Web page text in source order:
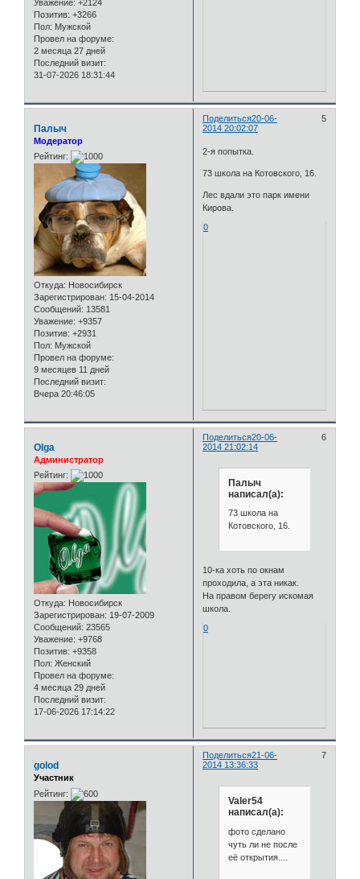
Уважение: +2124
Позитив: +3266
Пол: Мужской
Провел на форуме:
2 месяца 27 дней
Последний визит:
31-07-2026 18:31:44
Поделиться 5
20-06-
2014 20:02:07
Палыч
Модератор
Рейтинг:
Откуда: Новосибирск
Зарегистрирован: 15-04-2014
Сообщений: 13581
Уважение: +9357
Позитив: +2931
Пол: Мужской
Провел на форуме:
9 месяцев 11 дней
Последний визит:
Вчера 20:46:05
2-я попытка.
73 школа на Котовского, 16.
Лес вдали это парк имени
Кирова.
0
Поделиться 6
20-06-
2014 21:02:14
Olga
Администратор
Рейтинг:
Откуда: Новосибирск
Зарегистрирован: 19-07-2009
Сообщений: 23565
Уважение: +9768
Позитив: +9358
Пол: Женский
Провел на форуме:
4 месяца 29 дней
Последний визит:
17-06-2026 17:14:22
Палыч
написал(а):
73 школа на
Котовского, 16.
10-ка хоть по окнам
проходила, а эта никак.
На правом берегу искомая
школа.
0
Поделиться 7
21-06-
2014 13:36:33
golod
Участник
Рейтинг:
Valer54
написал(а):
фото сделано
чуть ли не после
её открытия....